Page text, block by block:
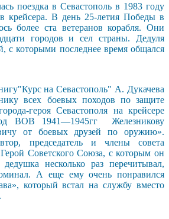
поездка в Севастополь в 1983 году
крейсера. В день 25-летия Победы в
более ста ветеранов корабля. Они
городов и сел страны. Дедуля
с которыми последнее время общался
на Севастополь" А. Дукачева
всех боевых походов по защите
героя Севастополя на крейсере
ВОВ 1941—1945гг Железникову
от боевых друзей по оружию».
председатель и члены совета
Герой Советского Союза, с которым он
несколько раз перечитывал,
А еще ему очень понравился
который встал на службу вместо